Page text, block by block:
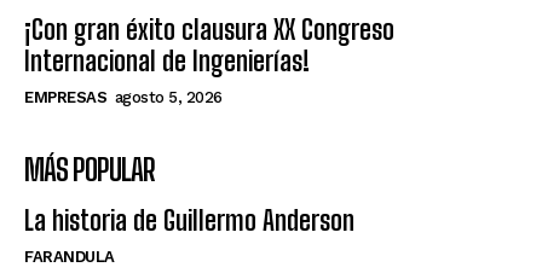
¡Con gran éxito clausura XX Congreso
Internacional de Ingenierías!
EMPRESAS agosto 5, 2026
MÁS POPULAR
La historia de Guillermo Anderson
FARANDULA